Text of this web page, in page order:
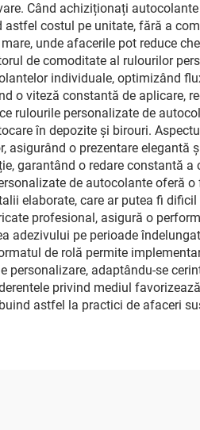
Când achiziționați
astfel costul pe unitate, fără a
unde afacerile pot reduce
de comoditate al rulourilor
individuale, optimizând
o viteză constantă de aplicare,
rulourile personalizate de
în depozite și birouri.
asigurând o prezentare
garantând o redare constantă
de autocolante oferă
elaborate, care ar putea fi
profesional, asigură o
adezivului pe perioade
de rolă permite
personalizare, adaptându-se
privind mediul
astfel la practici de afaceri